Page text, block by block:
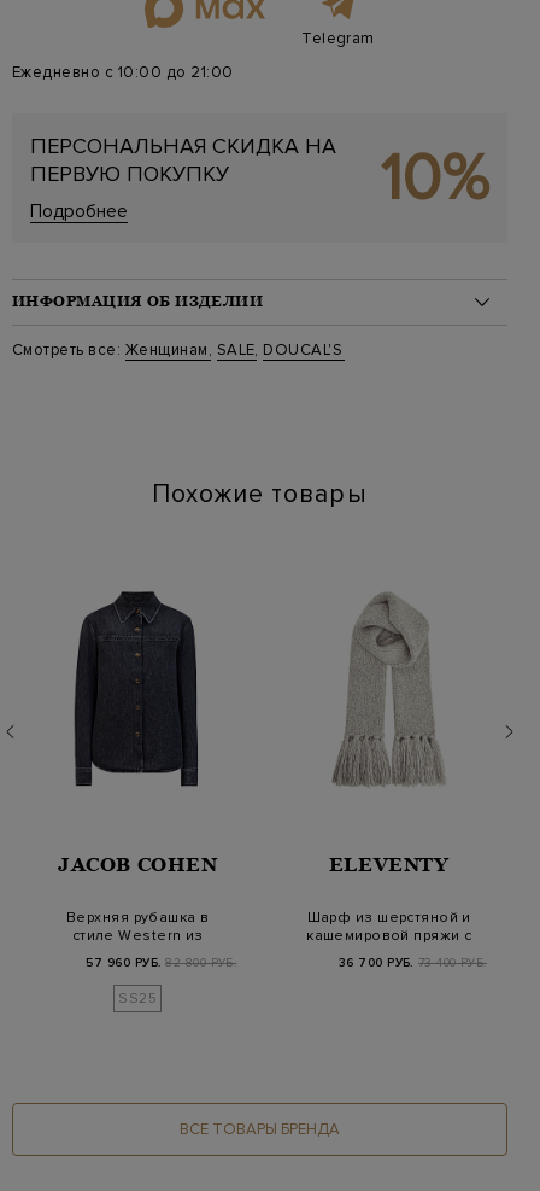
Telegram
Ежедневно с 10:00 до 21:00
ПЕРСОНАЛЬНАЯ СКИДКА НА
ПЕРВУЮ ПОКУПКУ
Подробнее 10%
ИНФОРМАЦИЯ ОБ ИЗДЕЛИИ
Материал: кожа 100%, мех 100%
На модели: Размер 8,5
Смотреть все: Женщинам, SALE, DOUCAL'S
Похожие товары
JACOB COHEN
Верхняя рубашка в
стиле Western из
57 960 РУБ. 82 800 РУБ.
SS25
ELEVENTY
Шарф из шерстяной и
кашемировой пряжи с
36 700 РУБ. 73 400 РУБ.
ВСЕ ТОВАРЫ БРЕНДА